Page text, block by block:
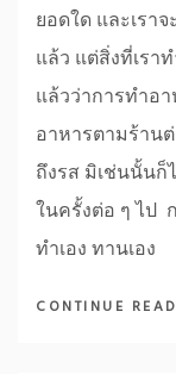
ยอดใด และเรา
แล้ว แต่สิ่งที่เรา
แล้วว่าการทำอ
อาหารตามร้าน
ถึงรส มิเช่นนั้นก็
ในครั้งต่อ ๆ ไป
ทำเอง ทานเอง
CONTINUE